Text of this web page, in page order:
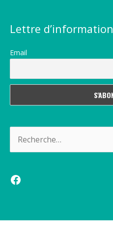
Lettre d’information
Email
Facebook